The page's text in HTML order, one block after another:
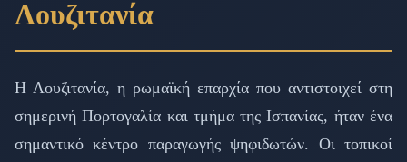
Λουζιτανία
Η Λουζιτανία, η ρωμαϊκή επαρχία που αντιστοιχεί στη
σημερινή Πορτογαλία και τμήμα της Ισπανίας, ήταν ένα
σημαντικό κέντρο παραγωγής ψηφιδωτών. Οι τοπικοί